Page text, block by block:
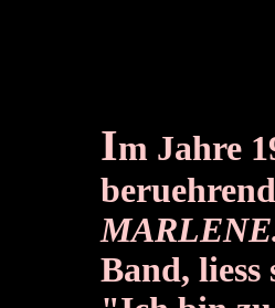
Im Jahre
Band,